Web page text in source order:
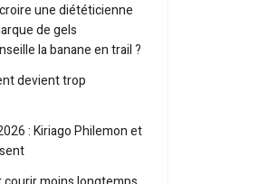
une diététicienne
de gels
la banane en trail ?
devient trop
: Kiriago Philemon et